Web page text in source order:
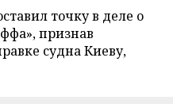
точку в деле о
признав
судна Киеву,